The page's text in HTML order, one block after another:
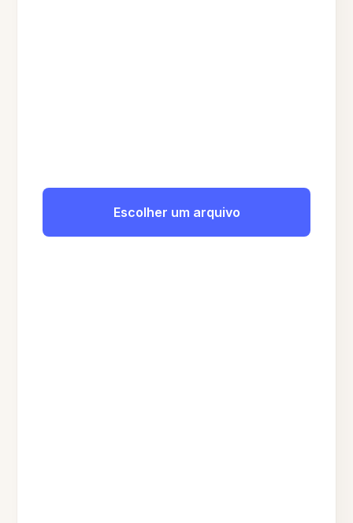
Escolher um arquivo